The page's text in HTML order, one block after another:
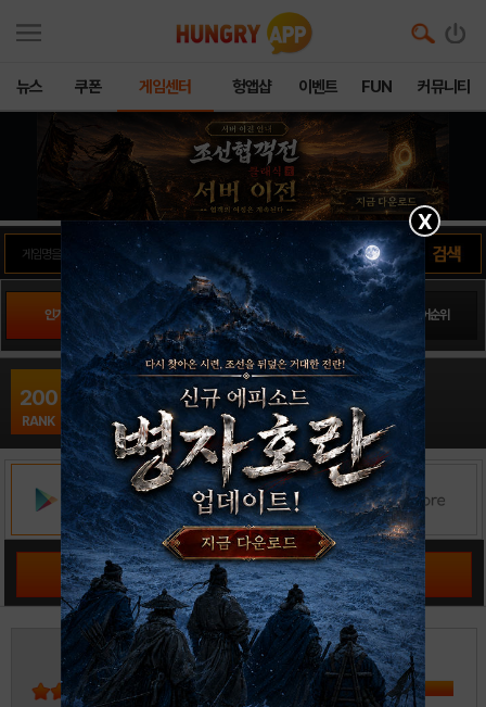
뉴스 쿠폰 게임센터 헝앱샵 이벤트 FUN 커뮤니티
인기게임 팬사이트순위 PLAY스토어순위 앱스토어순위
200
RANK
엄마 몰래 라면 끓여먹기316
캐쥬얼 / N_Think
출시일: 2017-09-20
공략 커뮤니티 바로가기
3
5
X